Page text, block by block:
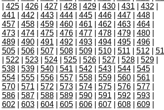
| 425| 426| 427| 428| 429| 430| 431 432
441 442 443| 444| 445| 446| 447| 448|
457| 458| 459| 460| 461 462 463| 464|
473| 474| 475| 476| 477| 478| 479| 480|
489| 490| 491 492 493| 494| 495| 496|
505| 506| 507| 508| 509| 510| 511 512
522 523| 524| 525| 526| 527| 528| 529|
538| 539| 540| 541 542 543| 544| 545|
554| 555| 556| 557| 558| 559| 560| 561
570| 571 572 573| 574| 575| 576| 577|
586| 587| 588| 589| 590| 591 592 593|
602 603| 604| 605| 606| 607| 608| 609|